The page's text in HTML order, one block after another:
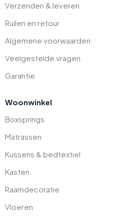
Verzenden & leveren
Ruilen en retour
Algemene voorwaarden
Veelgestelde vragen
Garantie
Woonwinkel
Boxsprings
Matrassen
Kussens & bedtextiel
Kasten
Raamdecoratie
Vloeren